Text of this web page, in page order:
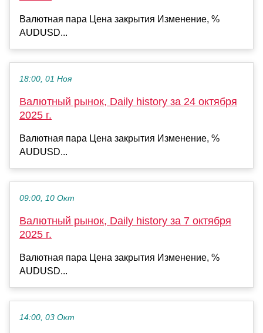
Валютная пара Цена закрытия Изменение, %
AUDUSD...
18:00, 01 Ноя
Валютный рынок, Daily history за 24 октября
2025 г.
Валютная пара Цена закрытия Изменение, %
AUDUSD...
09:00, 10 Окт
Валютный рынок, Daily history за 7 октября
2025 г.
Валютная пара Цена закрытия Изменение, %
AUDUSD...
14:00, 03 Окт